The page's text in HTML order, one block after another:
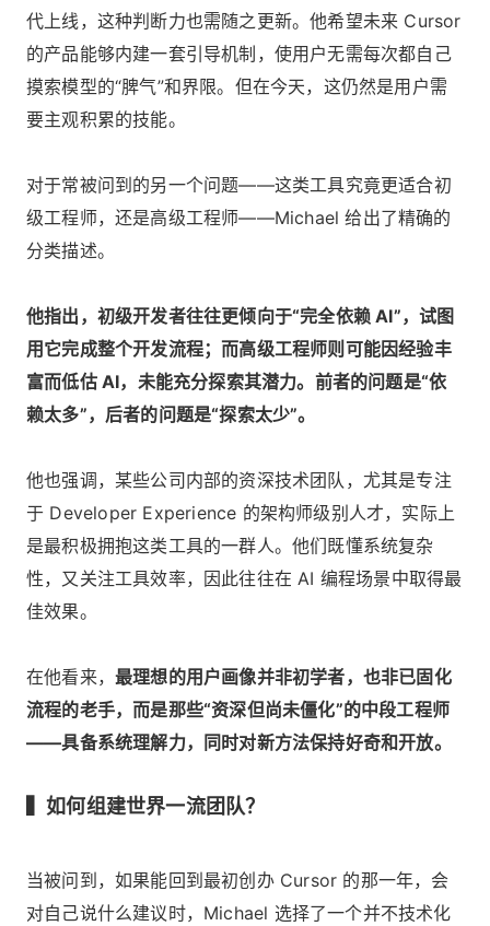
代上线，这种判断力也需随之更新。他希望未来 Cursor
的产品能够内建一套引导机制，使用户无需每次都自己
摸索模型的“脾气”和界限。但在今天，这仍然是用户需
要主观积累的技能。
对于常被问到的另一个问题——这类工具究竟更适合初
级工程师，还是高级工程师——Michael 给出了精确的
分类描述。
他指出，初级开发者往往更倾向于“完全依赖 AI”，试图
用它完成整个开发流程；而高级工程师则可能因经验丰
富而低估 AI，未能充分探索其潜力。前者的问题是“依
赖太多”，后者的问题是“探索太少”。
他也强调，某些公司内部的资深技术团队，尤其是专注
于 Developer Experience 的架构师级别人才，实际上
是最积极拥抱这类工具的一群人。他们既懂系统复杂
性，又关注工具效率，因此往往在 AI 编程场景中取得最
佳效果。
在他看来， 最理想的用户画像并非初学者，也非已固化
流程的老手，而是那些“资深但尚未僵化”的中段工程师
——具备系统理解力，同时对新方法保持好奇和开放。
▍如何组建世界一流团队？
当被问到，如果能回到最初创办 Cursor 的那一年，会
对自己说什么建议时，Michael 选择了一个并不技术化